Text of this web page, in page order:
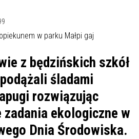
z będzińskich szkół
śladami
rozwiązując
ekologiczne w
Dnia Środowiska.